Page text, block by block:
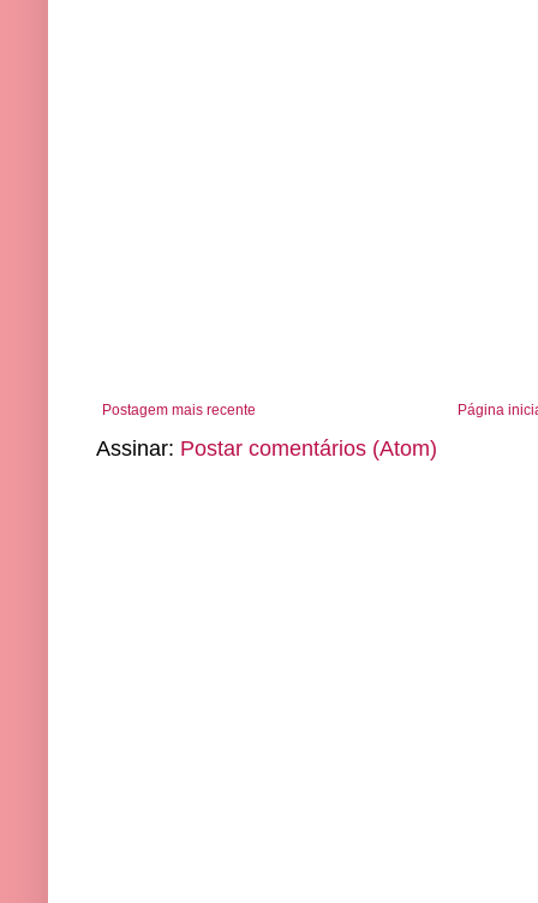
Postagem mais recente Página
Assinar: Postar comentários (Atom)